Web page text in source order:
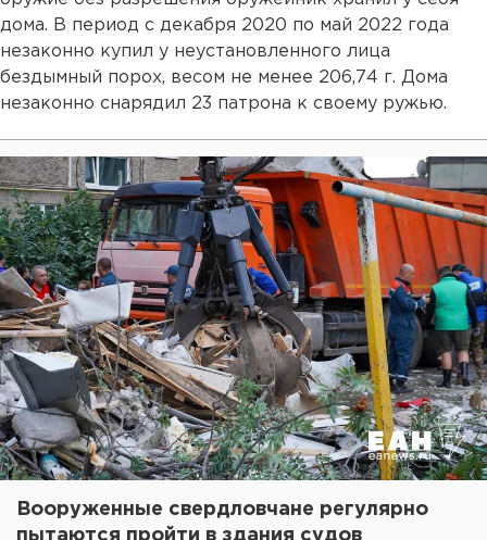
дома. В период с декабря 2020 по май 2022 года
незаконно купил у неустановленного лица
бездымный порох, весом не менее 206,74 г. Дома
незаконно снарядил 23 патрона к своему ружью.
Вооруженные свердловчане регулярно
пытаются пройти в здания судов